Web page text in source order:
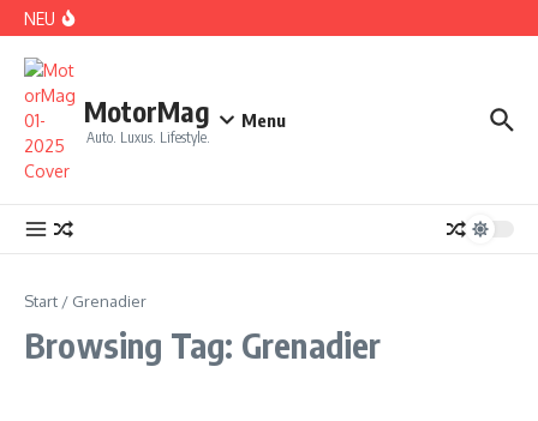
Zum Inhalt springen
NEU
MotorMag
Auto. Luxus. Lifestyle.
Menu
Start / Grenadier
Browsing Tag: Grenadier